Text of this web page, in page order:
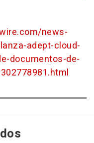
news-
adept-cloud-
documentos-de-